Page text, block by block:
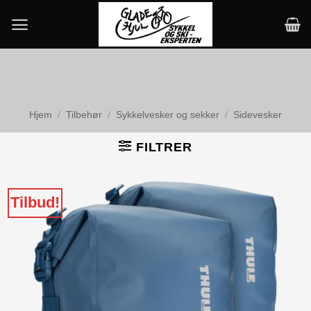
content
Hjem / Tilbehør / Sykkelvesker og sekker / Sidevesker
FILTRER
Tilbud!